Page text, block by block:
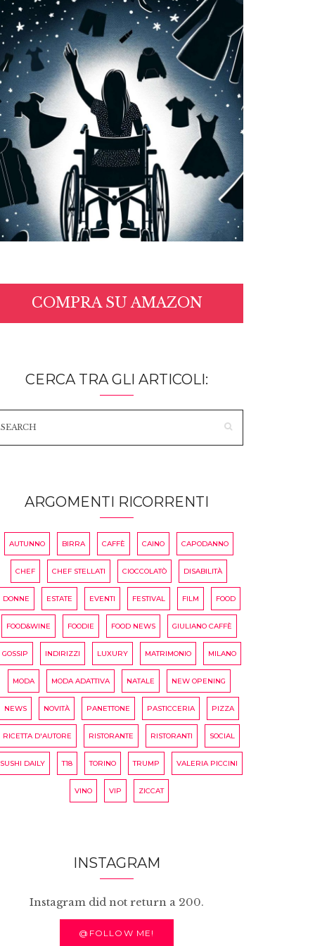
COMPRA SU AMAZON
CERCA TRA GLI ARTICOLI:
ARGOMENTI RICORRENTI
AUTUNNO BIRRA CAFFÈ CAINO CAPODANNO
CHEF CHEF STELLATI CIOCCOLATÒ DISABILITÀ
DONNE ESTATE EVENTI FESTIVAL FILM FOOD
FOOD&WINE FOODIE FOOD NEWS GIULIANO CAFFÈ
GOSSIP INDIRIZZI LUXURY MATRIMONIO MILANO
MODA MODA ADATTIVA NATALE NEW OPENING
NEWS NOVITÀ PANETTONE PASTICCERIA PIZZA
RICETTA D'AUTORE RISTORANTE RISTORANTI SOCIAL
SUSHI DAILY T18 TORINO TRUMP VALERIA PICCINI
VINO VIP ZICCAT
INSTAGRAM
Instagram did not return a 200.
@FOLLOW ME!